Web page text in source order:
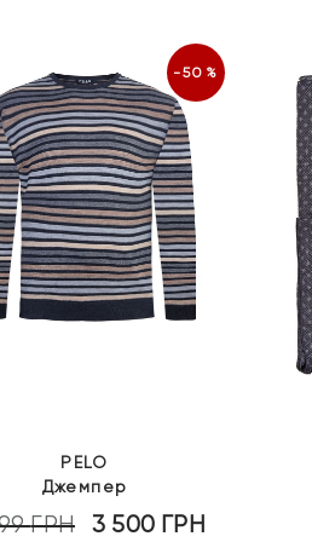
-50%
PELO
Джемпер
ГРН
Оригінальна
3 500 ГРН